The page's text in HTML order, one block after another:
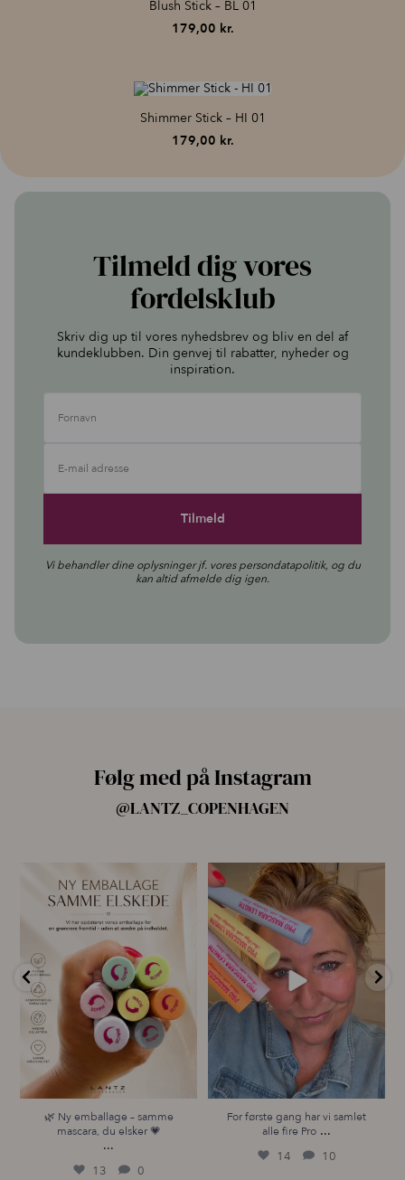
Blush Stick – BL 01
179,00 kr.
Shimmer Stick – HI 01
179,00 kr.
Tilmeld dig vores
fordelsklub
Skriv dig up til vores nyhedsbrev og bliv en del af
kundeklubben. Din genvej til rabatter, nyheder og
inspiration.
Fornavn
E-mail adresse
Vi behandler dine oplysninger jf. vorespersondatapolitik, og du
kan altid afmelde dig igen.
Følg med på Instagram
@LANTZ_COPENHAGEN
🌿 Ny emballage – samme
mascara, du elsker 💗
...
13
🌿 Ny emballage – samme
mascara, du elsker 💗
...
13 0
For første gang har vi samlet
alle fire Pro...
14 10
For første gang har vi samlet
alle fire Pro ...
14 10